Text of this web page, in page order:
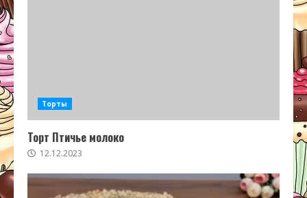
Торты
Торт Птичье молоко
12.12.2023